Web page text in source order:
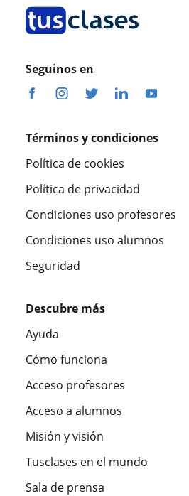
Seguinos en
Términos y condiciones
Política de cookies
Política de privacidad
Condiciones uso profesores
Condiciones uso alumnos
Seguridad
Descubre más
Ayuda
Cómo funciona
Acceso profesores
Acceso a alumnos
Misión y visión
Tusclases en el mundo
Sala de prensa